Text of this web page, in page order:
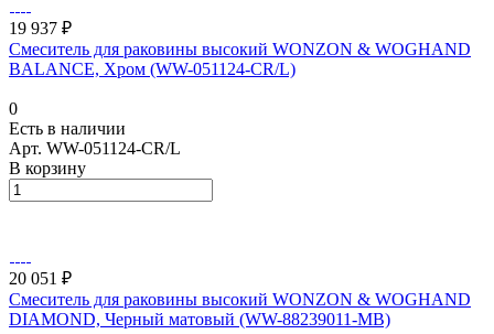
19 937 ₽
Смеситель для раковины высокий WONZON & WOGHAND
BALANCE, Хром (WW-051124-CR/L)
0
Есть в наличии
Арт. WW-051124-CR/L
В корзину
20 051 ₽
Смеситель для раковины высокий WONZON & WOGHAND
DIAMOND, Черный матовый (WW-88239011-MB)